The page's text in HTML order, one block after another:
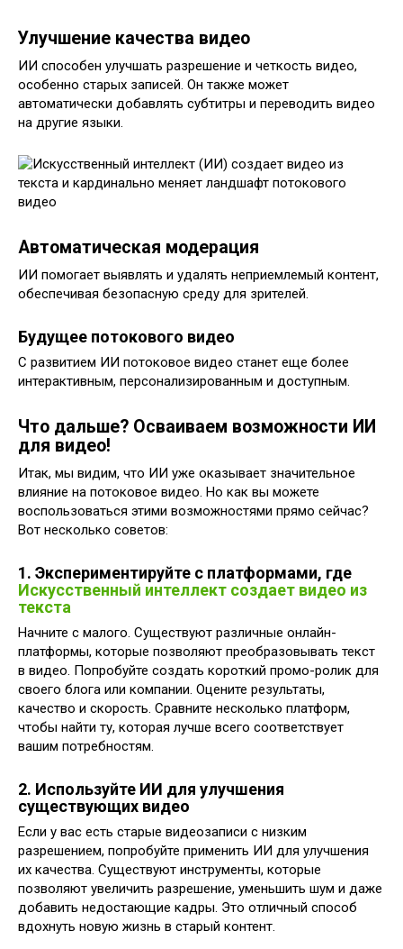
Улучшение качества видео
ИИ способен улучшать разрешение и четкость видео,
особенно старых записей. Он также может
автоматически добавлять субтитры и переводить видео
на другие языки.
Автоматическая модерация
ИИ помогает выявлять и удалять неприемлемый контент,
обеспечивая безопасную среду для зрителей.
Будущее потокового видео
С развитием ИИ потоковое видео станет еще более
интерактивным, персонализированным и доступным.
Что дальше? Осваиваем возможности ИИ
для видео!
Итак, мы видим, что ИИ уже оказывает значительное
влияние на потоковое видео. Но как вы можете
воспользоваться этими возможностями прямо сейчас?
Вот несколько советов:
1. Экспериментируйте с платформами, где
Искусственный интеллект создает видео из
текста
Начните с малого. Существуют различные онлайн-
платформы, которые позволяют преобразовывать текст
в видео. Попробуйте создать короткий промо-ролик для
своего блога или компании. Оцените результаты,
качество и скорость. Сравните несколько платформ,
чтобы найти ту, которая лучше всего соответствует
вашим потребностям.
2. Используйте ИИ для улучшения
существующих видео
Если у вас есть старые видеозаписи с низким
разрешением, попробуйте применить ИИ для улучшения
их качества. Существуют инструменты, которые
позволяют увеличить разрешение, уменьшить шум и даже
добавить недостающие кадры. Это отличный способ
вдохнуть новую жизнь в старый контент.